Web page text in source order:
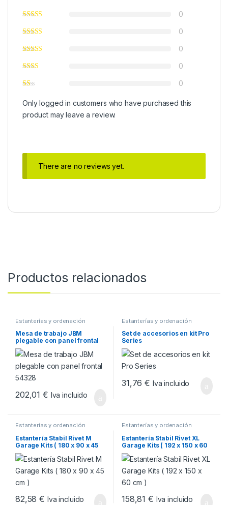
0
0
0
0
0
Only logged in customers who have purchased this
product may leave a review.
There are no reviews yet.
Productos relacionados
Estanterías y ordenación
Mesa de trabajo JBM
plegable con panel frontal
54328
202,01€ Iva incluido
Estanterías y ordenación
Set de accesorios en kit Pro
Series
31,76€ Iva incluido
Estanterías y ordenación
Estantería Stabil Rivet M
Garage Kits ( 180 x 90 x 45
cm )
82,58€ Iva incluido
Estanterías y ordenación
Estantería Stabil Rivet XL
Garage Kits ( 192 x 150 x 60
cm )
158,81€ Iva incluido